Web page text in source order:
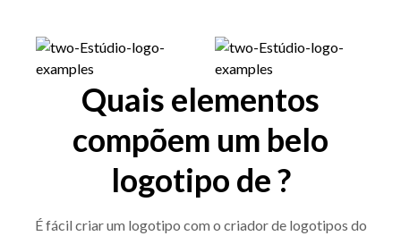
Quais elementos
compõem um belo
logotipo de ?
É fácil criar um logotipo com o criador de logotipos do